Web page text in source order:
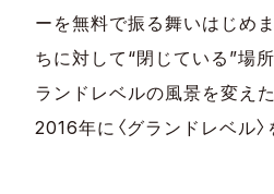
ーを無料で振る舞いはじめま
ちに対して“閉じている”場
ランドレベルの風景を変え
2016年に〈グランドレベル〉